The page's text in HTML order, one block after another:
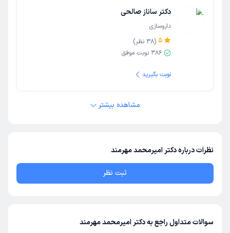
دکتر ساناز صالحی
داروسازی
5
(
38 نظر)
386 نوبت موفق
نوبت بگیرید
مشاهده بیشتر
نظرات درباره دکتر امیرمحمد مهرمند
ثبت نظر
سوالات متداول راجع به دکتر امیرمحمد مهرمند